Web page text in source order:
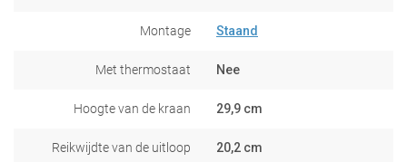
Montage Staand
Met thermostaat Nee
Hoogte van de kraan 29,9 cm
Reikwijdte van de uitloop 20,2 cm